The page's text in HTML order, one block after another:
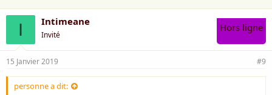
I Intimeane
Invité
Hors ligne
15 Janvier 2019 #9
personne a dit: